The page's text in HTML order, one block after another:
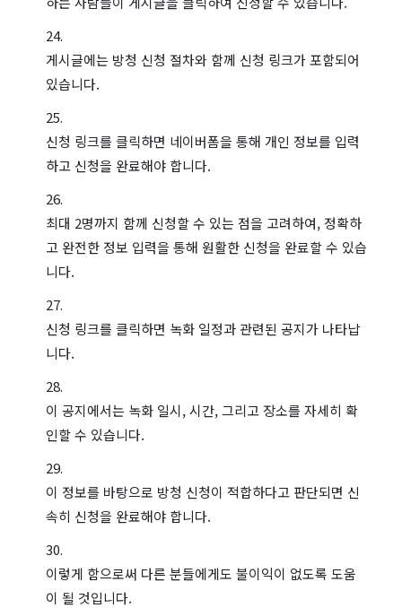
게시글에는 방청 신청 절차와 함께 신청 링크가 포함되어
있습니다.
신청 링크를 클릭하면 네이버폼을 통해 개인 정보를 입력
하고 신청을 완료해야 합니다.
최대 2명까지 함께 신청할 수 있는 점을 고려하여, 정확하
고 완전한 정보 입력을 통해 원활한 신청을 완료할 수 있습
니다.
신청 링크를 클릭하면 녹화 일정과 관련된 공지가 나타납
니다.
이 공지에서는 녹화 일시, 시간, 그리고 장소를 자세히 확
인할 수 있습니다.
이 정보를 바탕으로 방청 신청이 적합하다고 판단되면 신
속히 신청을 완료해야 합니다.
이렇게 함으로써 다른 분들에게도 불이익이 없도록 도움
이 될 것입니다.